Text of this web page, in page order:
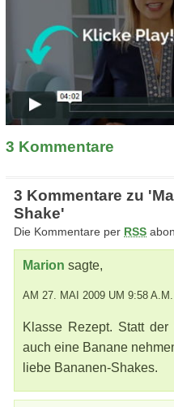
3 Kommentare
3 Kommentare zu
Shake'
Die Kommentare per RSS
Marion sagte,
AM 27. MAI 2009 UM 9:58
Klasse Rezept. Statt
auch eine Banane
liebe Bananen-Shakes.